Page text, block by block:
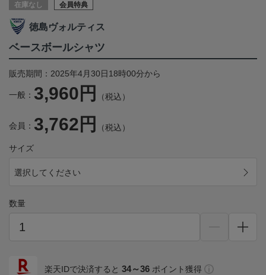
在庫なし 会員特典
徳島ヴォルティス
ベースボールシャツ
販売期間：2025年4月30日18時00分から
一般： 3,960円 （税込）
会員： 3,762円 （税込）
サイズ
選択してください
数量
楽天IDで決済すると 34～36 ポイント獲得